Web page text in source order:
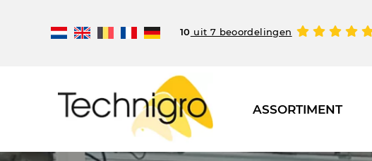
10 uit 7 beoordelingen
ASSORTIMENT